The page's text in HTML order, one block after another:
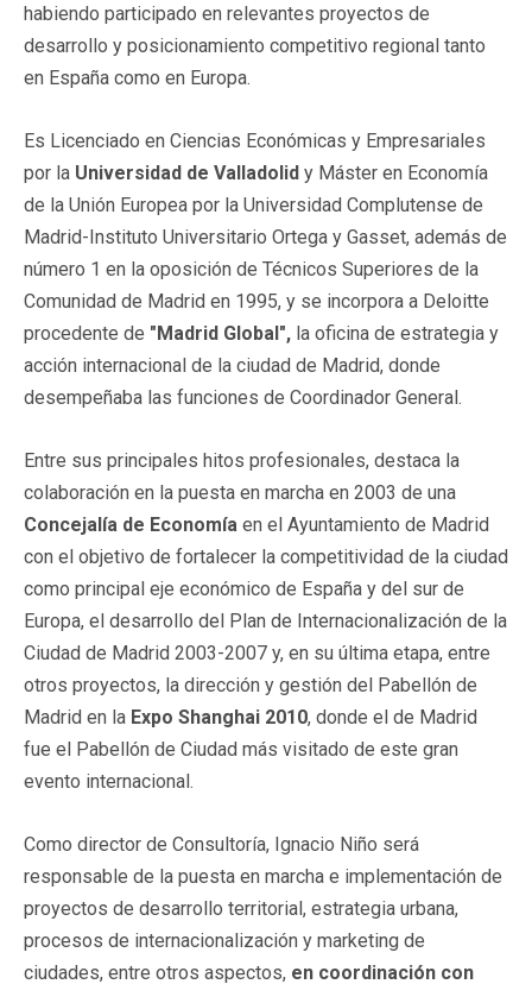
habiendo participado en relevantes proyectos de
desarrollo y posicionamiento competitivo regional tanto
en España como en Europa.
Es Licenciado en Ciencias Económicas y Empresariales
por la Universidad de Valladolid y Máster en Economía
de la Unión Europea por la Universidad Complutense de
Madrid-Instituto Universitario Ortega y Gasset, además de
número 1 en la oposición de Técnicos Superiores de la
Comunidad de Madrid en 1995, y se incorpora a Deloitte
procedente de "Madrid Global", la oficina de estrategia y
acción internacional de la ciudad de Madrid, donde
desempeñaba las funciones de Coordinador General.
Entre sus principales hitos profesionales, destaca la
colaboración en la puesta en marcha en 2003 de una
Concejalía de Economía en el Ayuntamiento de Madrid
con el objetivo de fortalecer la competitividad de la ciudad
como principal eje económico de España y del sur de
Europa, el desarrollo del Plan de Internacionalización de la
Ciudad de Madrid 2003-2007 y, en su última etapa, entre
otros proyectos, la dirección y gestión del Pabellón de
Madrid en la Expo Shanghai 2010, donde el de Madrid
fue el Pabellón de Ciudad más visitado de este gran
evento internacional.
Como director de Consultoría, Ignacio Niño será
responsable de la puesta en marcha e implementación de
proyectos de desarrollo territorial, estrategia urbana,
procesos de internacionalización y marketing de
ciudades, entre otros aspectos, en coordinación con